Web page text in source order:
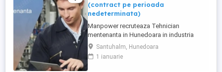
(contract pe perioada
nedeterminata)
Manpower recruteaza Tehnician
mentenanta in Hunedoara in industria
automotive. Responsabilitati principale: -
Analizarea si executarea lucrarilor de
reparatie, intretinere si revizie; - Verificarea
Santuhalm, Hunedoara
1 ianuarie